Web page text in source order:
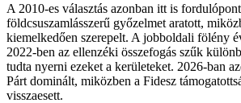
A 2010-es választás azonban itt is
földcsuszamlásszerű győzelmet aratott,
kiemelkedően szerepelt. A jobboldali fölény
2022-ben az ellenzéki összefogás szűk
tudta nyerni ezeket a kerületeket. 2026-ban
Párt dominált, miközben a Fidesz
visszaesett.